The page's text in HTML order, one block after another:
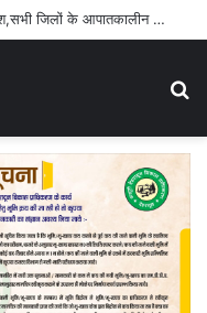
सीएम धामी ने प्रदेश में हाई अलर्ट के दिए निर्देश,सभी जिलों के आपातकालीन परिचालन केंद्र 24 घंटे रहेंगे सक्रिय